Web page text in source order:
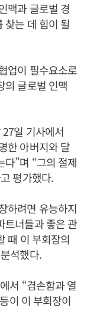
맥과 글로벌 경
찾는 데 힘이 될
업이 필수요소로
의 글로벌 인맥
일 기사에서
한 아버지와 달
다”며 “그의 절제
평가했다.
하려면 유능하지
트너들과 좋은 관
때 이 부회장의
석했다.
서 “겸손함과 열
이 이 부회장이